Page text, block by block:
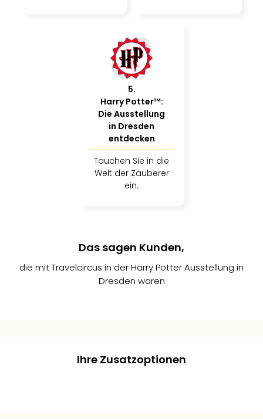
5.
Harry Potter™:
Die Ausstellung
in Dresden
entdecken
Tauchen Sie in die
Welt der Zauberer
ein.
Das sagen Kunden,
die mit Travelcircus in der Harry Potter Ausstellung in
Dresden waren
Ihre Zusatzoptionen